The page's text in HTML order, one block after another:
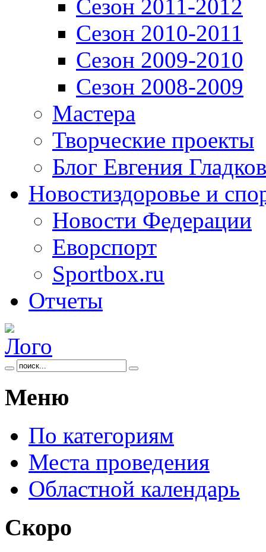
Сезон 2011-2012
Сезон 2010-2011
Сезон 2009-2010
Сезон 2008-2009
Мастера
Творческие проекты
Блог Евгения
Новостиздоровье и
Новости Федерации
Еворспорт
Sportbox.ru
Отчеты
Меню
По категориям
Места проведения
Областной календарь
Скоро